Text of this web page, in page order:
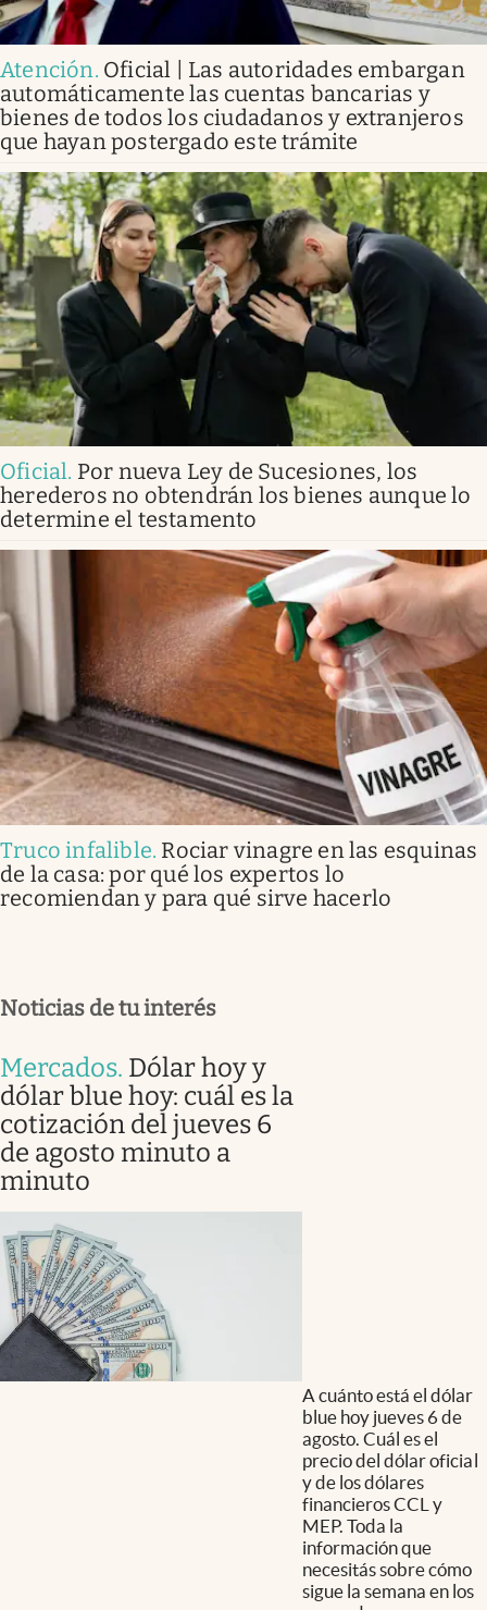
Atención. Oficial | Las autoridades embargan
automáticamente las cuentas bancarias y
bienes de todos los ciudadanos y extranjeros
que hayan postergado este trámite
Oficial. Por nueva Ley de Sucesiones, los
herederos no obtendrán los bienes aunque lo
determine el testamento
Truco infalible. Rociar vinagre en las esquinas
de la casa: por qué los expertos lo
recomiendan y para qué sirve hacerlo
Noticias de tu interés
Mercados. Dólar hoy y
dólar blue hoy: cuál es la
cotización del jueves 6
de agosto minuto a
minuto
A cuánto está el dólar
blue hoy jueves 6 de
agosto. Cuál es el
precio del dólar oficial
y de los dólares
financieros CCL y
MEP. Toda la
información que
necesitás sobre cómo
sigue la semana en los